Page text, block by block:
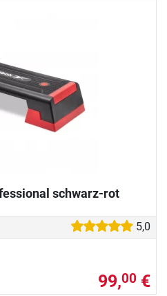
schwarz-rot
5,0
99,00 €